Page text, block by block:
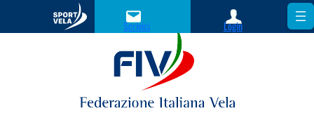
Scrivici
Login